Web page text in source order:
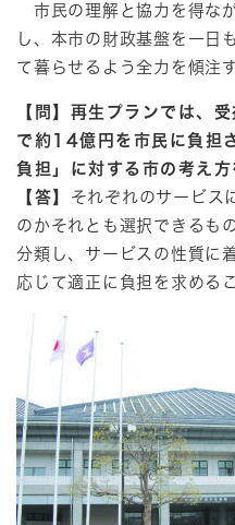
市民の理解と協力を得な
し、本市の財政基盤を一日
て暮らせるよう全力を傾注
【問】再生プランでは、
で約14億円を市民に負担
負担」に対する市の考え方
【答】 それぞれのサービス
のかそれとも選択できるも
分類し、サービスの性質に
応じて適正に負担を求める